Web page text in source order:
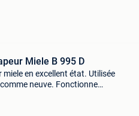
Miele B 995 D
miele en excellent état. Utilisée
neuve. Fonctionne